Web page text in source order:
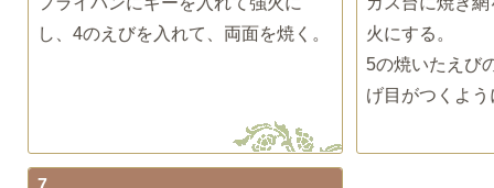
し、4のえびを入れて、両面を焼く。
火にする。
5の焼いたえび
げ目がつくよ